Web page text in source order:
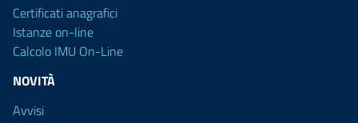
Certificati anagrafici
Istanze on-line
Calcolo IMU On-Line
NOVITÀ
Avvisi